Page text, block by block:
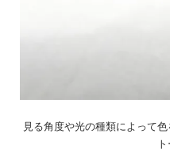
見る角度や光の種類によって